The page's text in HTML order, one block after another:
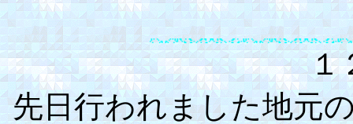
１
先日行われました地元